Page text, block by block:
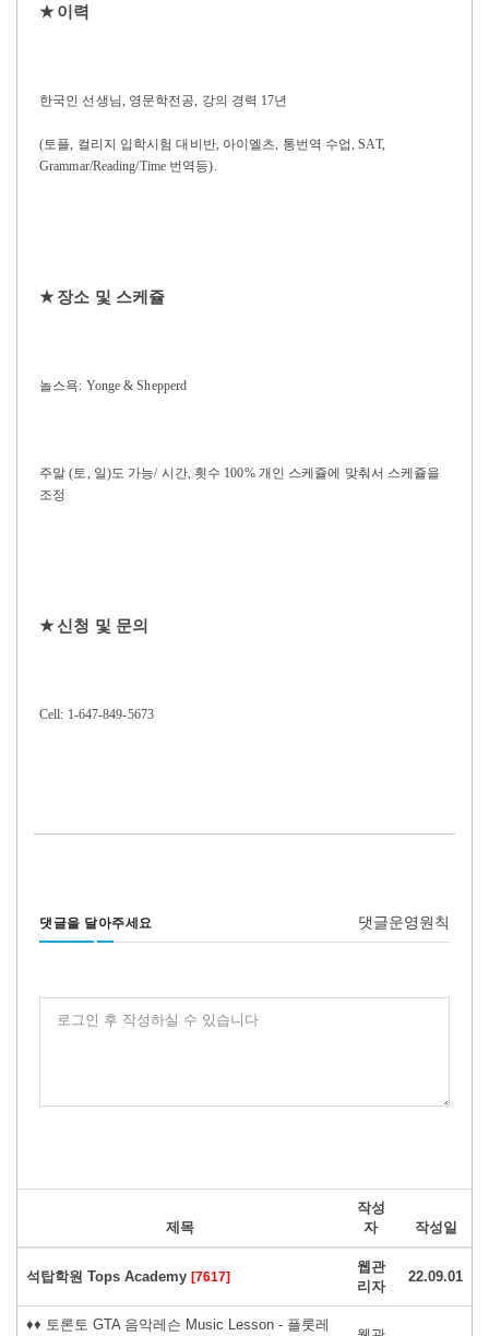
★ 이력
한국인 선생님 영문학전공 강의 경력 17년
(토플 컬리지 입학시험 대비반, 아이엘츠 통번역 수업 , SAT,
Grammar/Reading/Time 번역등).
★ 장소 및 스케쥴
놀스욕: Yonge & Shepperd
주말(토 일)도 가능/ 시간, 횟수 100% 개인 스케쥴에 맞춰서 스케쥴을
조정
★신청 및 문의
Cell: 1-647-849-5673
댓글을 달아주세요 댓글운영원칙
로그인 후 작성하실 수 있습니다
제목
작성
자
작성일
석탑학원 Tops Academy [7617]
웹관
리자
22.09.01
♦♦ 토론토 GTA 음악레슨 Music Lesson - 플룻레